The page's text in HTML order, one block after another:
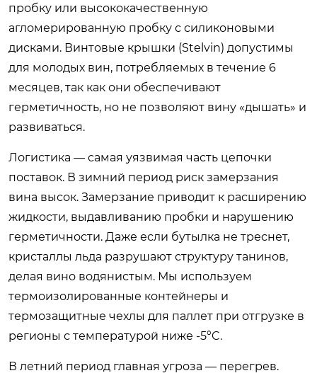
пробку или высококачественную
агломерированную пробку с силиконовыми
дисками. Винтовые крышки (Stelvin) допустимы
для молодых вин, потребляемых в течение 6
месяцев, так как они обеспечивают
герметичность, но не позволяют вину «дышать» и
развиваться.
Логистика — самая уязвимая часть цепочки
поставок. В зимний период риск замерзания
вина высок. Замерзание приводит к расширению
жидкости, выдавливанию пробки и нарушению
герметичности. Даже если бутылка не треснет,
кристаллы льда разрушают структуру танинов,
делая вино водянистым. Мы используем
термоизолированные контейнеры и
термозащитные чехлы для паллет при отгрузке в
регионы с температурой ниже -5°C.
В летний период главная угроза — перегрев.